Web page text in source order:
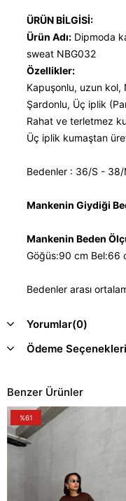
ÜRÜN BİLGİSİ:
Ürün Adı: Dipmoda
sweat NBG032
Özellikler:
Kapuşonlu, uzun kol,
Şardonlu, Üç iplik
Rahat ve terletmez
Üç iplik kumaştan
Bedenler : 36/S - 38/
Mankenin Giydiği
Mankenin Beden
Göğüs:90 cm Bel:66
Bedenler arası
Yorumlar(0)
Ödeme Seçenekleri
Benzer Ürünler
%61